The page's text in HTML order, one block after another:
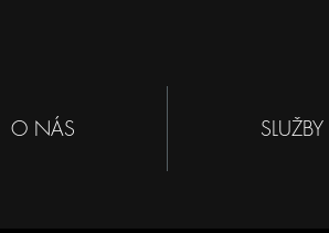
O NÁS SLUŽBY